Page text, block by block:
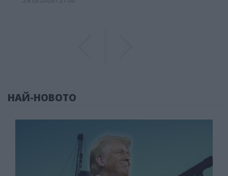
НАЙ-НОВОТО